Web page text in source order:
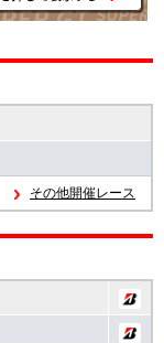
その他開催レース